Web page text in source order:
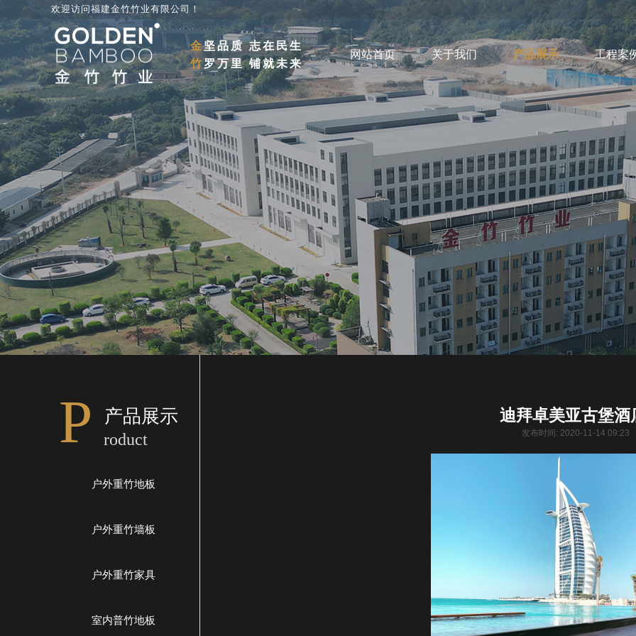
欢迎访问福建金竹竹业有限公司 ！
网站首页 关于我们 产品展示 工程案
金坚品质 志在民生
竹罗万里 铺就未来
户外重竹地板
户外重竹墙板
户外重竹家具
室内普竹地板
roduct
P 产品展示 迪拜卓美亚古堡酒
发布时间: 2020-11-14